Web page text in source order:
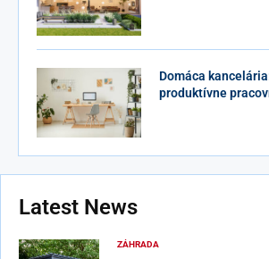
Domáca
produktívne
Latest News
ZÁHRADA